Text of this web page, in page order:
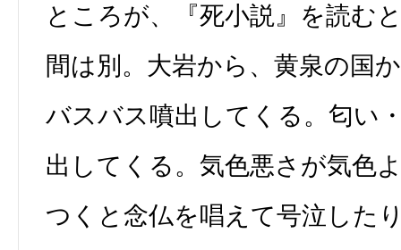
ところが、『死小説』を読む
間は別。大岩から、黄泉の国
バスバス噴出してくる。匂い
出してくる。気色悪さが気色
つくと念仏を唱えて号泣した